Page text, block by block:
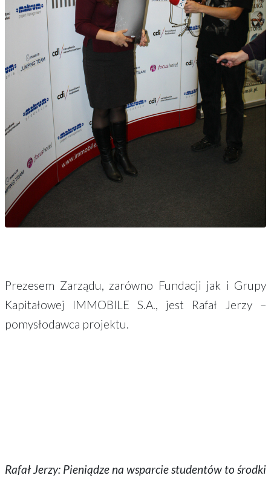
Prezesem Zarządu, zarówno Fundacji jak i Grupy
Kapitałowej IMMOBILE S.A., jest Rafał Jerzy –
pomysłodawca projektu.
Rafał Jerzy: Pieniądze na wsparcie studentów to środki